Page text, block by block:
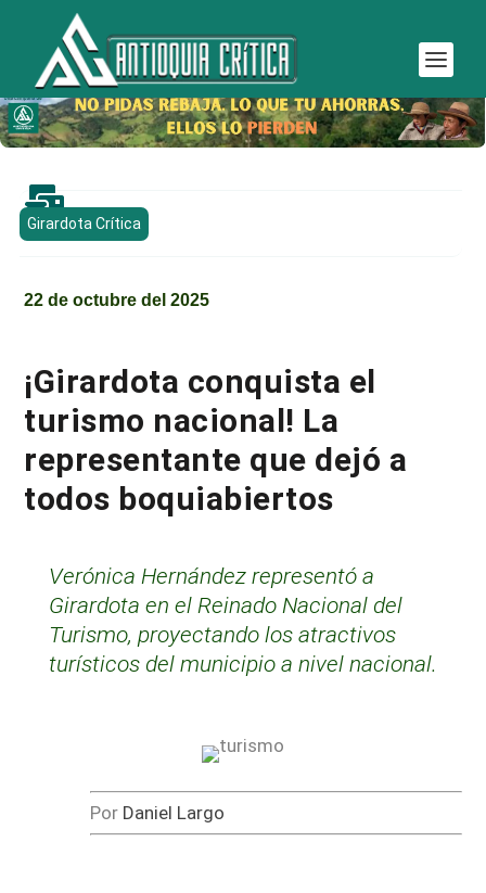

Girardota Crítica
22 de octubre del 2025
¡Girardota conquista el
turismo nacional! La
representante que dejó a
todos boquiabiertos
Verónica Hernández representó a
Girardota en el Reinado Nacional del
Turismo, proyectando los atractivos
turísticos del municipio a nivel nacional.
Por Daniel Largo